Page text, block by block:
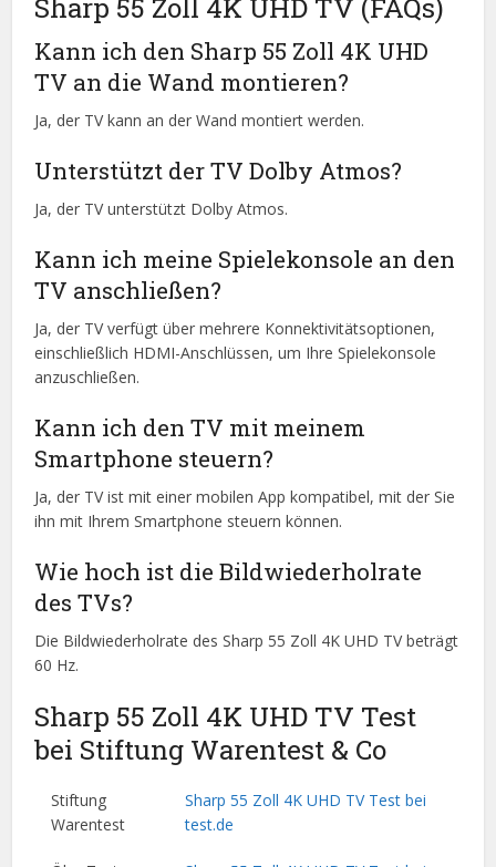
Sharp 55 Zoll 4K UHD TV (FAQs)
Kann ich den Sharp 55 Zoll 4K UHD
TV an die Wand montieren?
Ja, der TV kann an der Wand montiert werden.
Unterstützt der TV Dolby Atmos?
Ja, der TV unterstützt Dolby Atmos.
Kann ich meine Spielekonsole an den
TV anschließen?
Ja, der TV verfügt über mehrere Konnektivitätsoptionen,
einschließlich HDMI-Anschlüssen, um Ihre Spielekonsole
anzuschließen.
Kann ich den TV mit meinem
Smartphone steuern?
Ja, der TV ist mit einer mobilen App kompatibel, mit der Sie
ihn mit Ihrem Smartphone steuern können.
Wie hoch ist die Bildwiederholrate
des TVs?
Die Bildwiederholrate des Sharp 55 Zoll 4K UHD TV beträgt
60 Hz.
Sharp 55 Zoll 4K UHD TV Test
bei Stiftung Warentest & Co
Stiftung
Warentest
Sharp 55 Zoll 4K UHD TV Test bei
test.de